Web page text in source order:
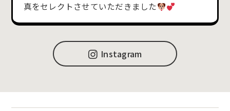
真をセレクトさせていただきました
Instagram